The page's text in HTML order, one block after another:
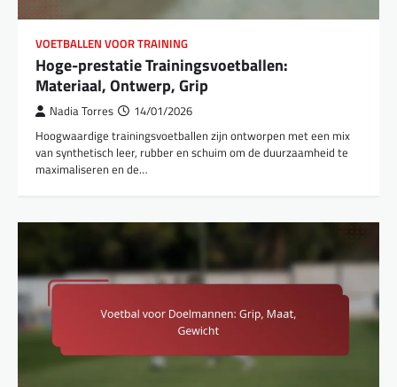
VOETBALLEN VOOR TRAINING
Hoge-prestatie Trainingsvoetballen:
Materiaal, Ontwerp, Grip
Nadia Torres 14/01/2026
Hoogwaardige trainingsvoetballen zijn ontworpen met een mix
van synthetisch leer, rubber en schuim om de duurzaamheid te
maximaliseren en de…